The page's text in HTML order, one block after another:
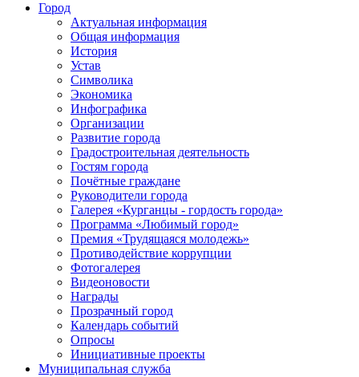
Город
Актуальная информация
Общая информация
История
Устав
Символика
Экономика
Инфографика
Организации
Развитие города
Градостроительная деятельность
Гостям города
Почётные граждане
Руководители города
Галерея «Курганцы - гордость города»
Программа «Любимый город»
Премия «Трудящаяся молодежь»
Противодействие коррупции
Фотогалерея
Видеоновости
Награды
Прозрачный город
Календарь событий
Опросы
Инициативные проекты
Муниципальная служба